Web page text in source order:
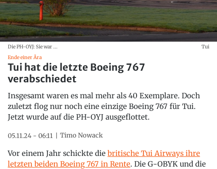
Die PH-OYJ: Sie war ...
Tui
Ende einer Ära
Tui hat die letzte Boeing 767
verabschiedet
Insgesamt waren es mal mehr als 40 Exemplare. Doch
zuletzt flog nur noch eine einzige Boeing 767 für Tui.
Jetzt wurde auf die PH-OYJ ausgeflottet.
05.11.24 - 06:11 Timo Nowack
Vor einem Jahr schickte die britische Tui Airways ihre
letzten beiden Boeing 767 in Rente. Die G-OBYK und die